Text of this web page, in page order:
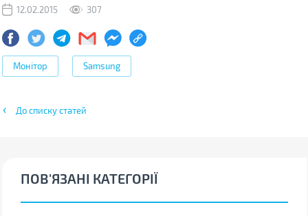
12.02.2015 307
Монітор Samsung
До списку статей
ПОВ'ЯЗАНІ КАТЕГОРІЇ